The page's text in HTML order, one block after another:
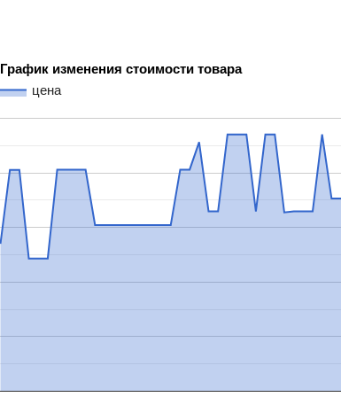
График изменения стоимости товара
цена